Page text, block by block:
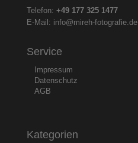
Telefon: +49 177 325 1477
E-Mail: info@mireh-fotografie.de
Service
Impressum
Datenschutz
AGB
Kategorien